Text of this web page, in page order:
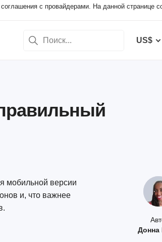
с провайдерами. На данной странице
US$
Донна
мобильной версии
и, что важнее